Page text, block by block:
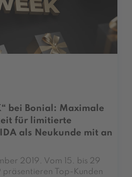
bei Bonial: Maximale
für limitierte
als Neukunde mit an
2019. Vom 15. bis 29
präsentieren Top-Kunden